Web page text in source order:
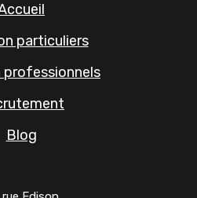
particuliers
Blog